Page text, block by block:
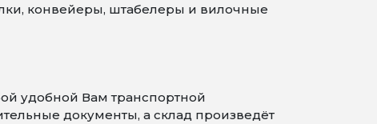
конвейеры, штабелеры и вилочные
удобной Вам транспортной
документы, а склад произведёт